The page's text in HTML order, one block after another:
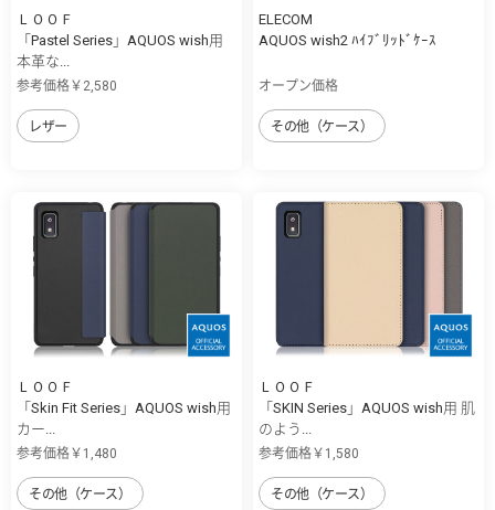
ＬＯＯＦ
「Pastel Series」AQUOS wish用
本革な...
参考価格￥2,580
レザー
ELECOM
AQUOS wish2 ﾊｲﾌﾞﾘｯﾄﾞｹｰｽ
オープン価格
その他（ケース）
ＬＯＯＦ
「Skin Fit Series」AQUOS wish用
カー...
参考価格￥1,480
その他（ケース）
ＬＯＯＦ
「SKIN Series」AQUOS wish用 肌
のよう...
参考価格￥1,580
その他（ケース）